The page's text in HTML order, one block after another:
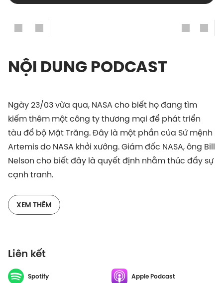
NỘI DUNG PODCAST
Ngày 23/03 vừa qua, NASA cho biết họ đang tìm
kiếm thêm một công ty thương mại để phát triển
tàu đổ bộ Mặt Trăng. Đây là một phần của Sứ mệnh
Artemis do NASA khởi xướng. Giám đốc NASA, ông Bill
Nelson cho biết đây là quyết định nhằm thúc đẩy sự
cạnh tranh.
không gian nào nổi bật? Cùng tìm hiểu với Xuân
Long và Minh Anh, Editor mục Tin Tức tại Vietcetera
Đừng quên bạn có thể đọc những bài viết tin tức thú
vị tại đây nhé:
XEM THÊM
Liên kết
Spotify Apple Podcast